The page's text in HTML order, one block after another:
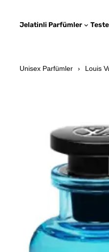
Jelatinli Parfümler
Unisex Parfümler Louis